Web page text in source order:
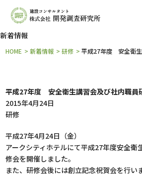
新着情報
HOME 新着情報 研修 平成27年度 安全衛
平成27年度 安全衛生講習会及び社内職員
2015年4月24日
研修
平成27年4月24日（金）
アークシティホテルにて平成27年度安全衛
修会を開催しました。
また、研修会後には創立記念祝賀会を行い